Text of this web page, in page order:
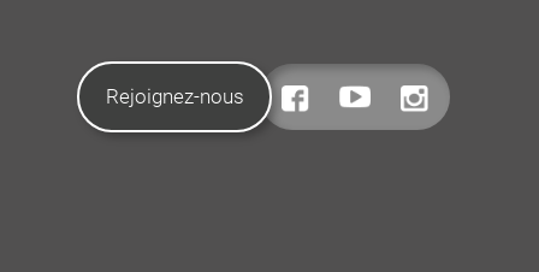
Rejoignez-nous